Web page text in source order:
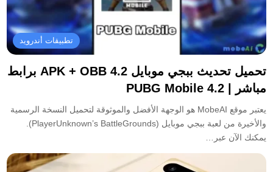
تطبيقات أندرويد
تحميل تحديث ببجي موبايل 4.2 APK + OBB برابط
مباشر | PUBG Mobile 4.2
يعتبر موقع MobeAI هو الوجهة الأفضل والموثوقة لتحميل النسخة الرسمية
والأخيرة من لعبة ببجي موبايل (PlayerUnknown’s BattleGrounds).
يمكنك الآن عبر…